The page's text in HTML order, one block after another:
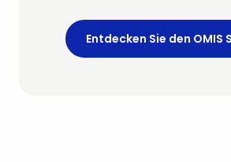
Entdecken Sie den OMIS